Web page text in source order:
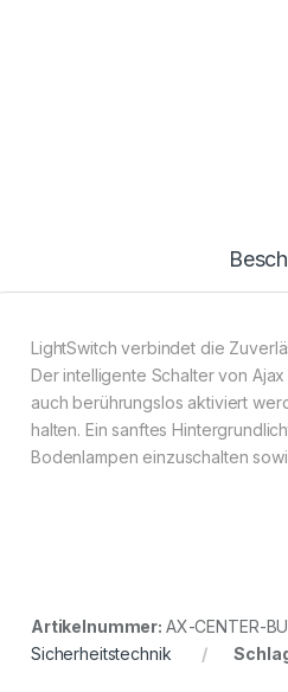
LightSwitch verbindet die
Der intelligente Schalter von
auch berührungslos aktiviert
halten. Ein sanftes
Bodenlampen einzuschalten
Artikelnummer: AX-CENTER-
Sicherheitstechnik